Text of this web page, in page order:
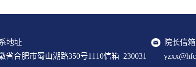
地址
省合肥市蜀山湖路350号1110信箱 230031
院长信箱